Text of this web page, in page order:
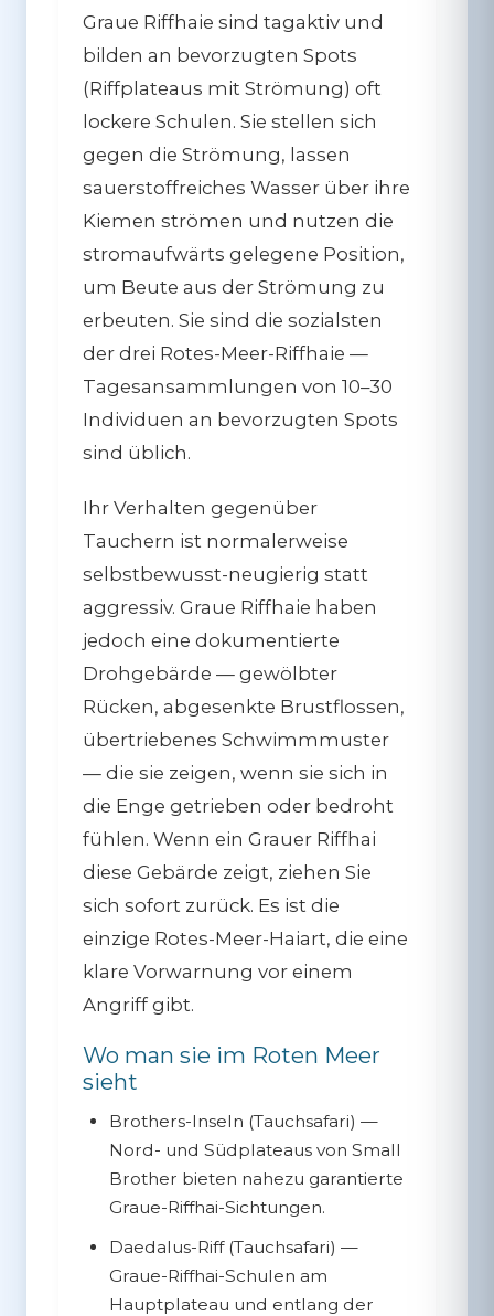
Graue Riffhaie sindtagaktiv und
bilden an bevorzugten Spots
(Riffplateaus mit Strömung) oft
lockere Schulen. Sie stellen sich
gegen die Strömung, lassen
sauerstoffreiches Wasser über ihre
Kiemen strömen und nutzen die
stromaufwärts gelegene Position,
um Beute aus der Strömung zu
erbeuten. Sie sind die sozialsten
der drei Rotes-Meer-Riffhaie —
Tagesansammlungen von 10–30
Individuen an bevorzugten Spots
sind üblich.
Ihr Verhalten gegenüber
Tauchern ist normalerweise
selbstbewusst-neugierig statt
aggressiv. Graue Riffhaie haben
jedoch eine dokumentierte
Drohgebärde — gewölbter
Rücken, abgesenkte Brustflossen,
übertriebenes Schwimmmuster
— die sie zeigen, wenn sie sich in
die Enge getrieben oder bedroht
fühlen.Wenn ein Grauer Riffhai
diese Gebärde zeigt, ziehen Sie
sich sofort zurück. Es ist die
einzige Rotes-Meer-Haiart, die eine
klare Vorwarnung vor einem
Angriff gibt.
Wo man sie im Roten Meer
sieht
Brothers-Inseln (Tauchsafari) —
Nord- und Südplateaus von Small
Brother bieten nahezu garantierte
Graue-Riffhai-Sichtungen.
Daedalus-Riff(Tauchsafari) —
Graue-Riffhai-Schulen am
Hauptplateau und entlang der